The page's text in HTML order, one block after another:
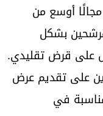
أوسع من
بشكل
على قرض تقليدي.
على تقديم عرض
في